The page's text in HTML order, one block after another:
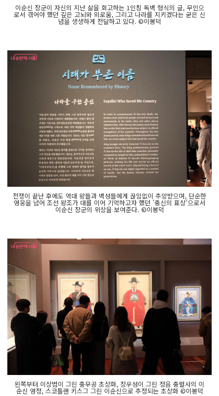
이순신 장군이 자신의 지난 삶을 회고하는 1인칭 독백 형식의 글, 무인으
로서 겪어야 했던 깊은 고뇌와 외로움, 그리고 나라를 지키겠다는 굳은 신
념을 생생하게 전달하고 있다. ©이봉덕
전쟁이 끝난 후에도 역대 왕들과 백성들에게 끊임없이 추앙받으며, 단순한
영웅을 넘어 조선 왕조가 대를 이어 기억하고자 했던 '충신의 표상'으로서
이순신 장군의 위상을 보여준다. ©이봉덕
왼쪽부터 이상범이 그린 충무공 초상화, 장우성이 그린 정음 충렬사의 이
순신 영정, 스코틀랜 키스그 그린 이순신으로 추정되는 초상화 ©이봉덕